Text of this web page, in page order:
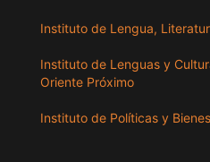
Instituto de Lengua,
Instituto de Lenguas y
Oriente Próximo
Instituto de Políticas y